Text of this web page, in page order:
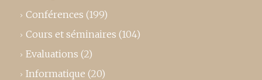
Conférences (199)
Cours et séminaires (104)
Evaluations (2)
Informatique (20)